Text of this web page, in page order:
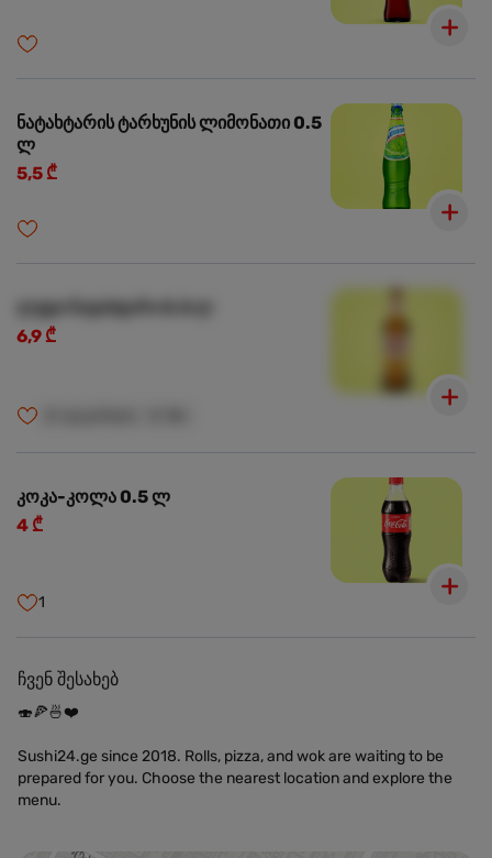
ნატახტარის ტარხუნის ლიმონათი 0.5
ლ
5,5 ₾
ლუდი ნატახტარი 0.5 ლ
6,9 ₾
კოკა-კოლა 0.5 ლ
4 ₾
1
ჩვენ შესახებ
🍣🍕🍜❤️
Sushi24.ge since 2018. Rolls, pizza, and wok are waiting to be
prepared for you. Choose the nearest location and explore the
menu.